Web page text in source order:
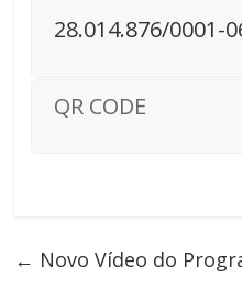
28.014.876/0001-
QR CODE
← Novo Vídeo do